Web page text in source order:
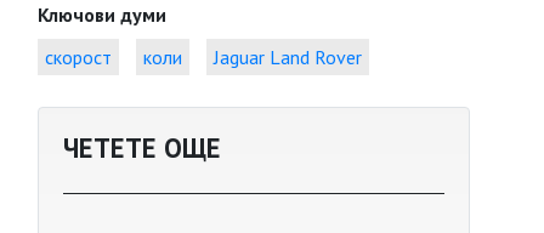
Ключови думи
скорост
коли Jaguar Land Rover
ЧЕТЕТЕ ОЩЕ